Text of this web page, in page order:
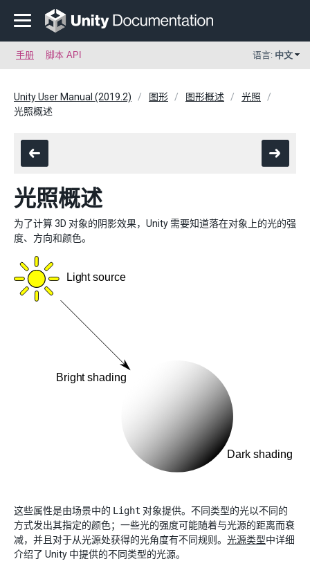
手册 脚本 API 语言: 中文
Unity User Manual (2019.2) 图形 图形概述
光照
光照概述
光照概述
为了计算 3D 对象的阴影效果，Unity 需要知道落在对象上的光的强
度、方向和颜色。
这些属性是由场景中的 Light 对象提供。不同类型的光以不同的
方式发出其指定的颜色；一些光的强度可能随着与光源的距离而衰
减，并且对于从光源处获得的光角度有不同规则。 光源类型中详细
介绍了 Unity 中提供的不同类型的光源。